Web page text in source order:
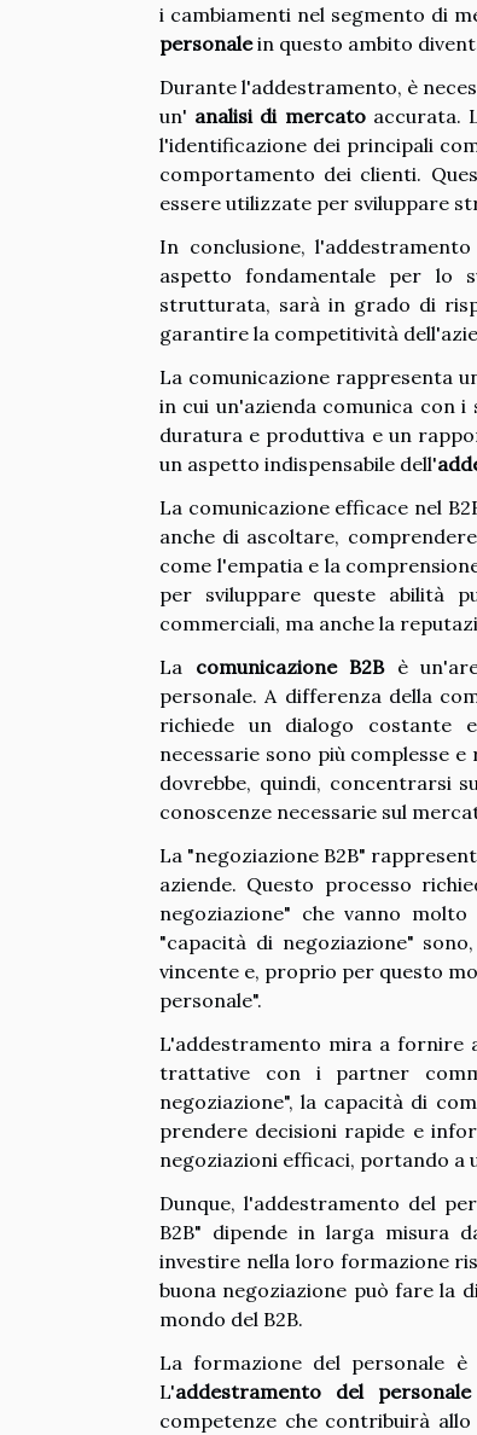
i cambiamenti nel segmento di
personalein questo ambito
Durante l'addestramento, è
un' analisi di mercatoaccurata.
l'identificazione dei principali
comportamento dei clienti.
essere utilizzate per sviluppare
In conclusione,
aspetto fondamentale per lo
strutturata, sarà in grado di
garantire la competitività
La comunicazione rappresenta
in cui un'azienda comunica con
duratura e produttiva e un
un aspetto indispensabile dell'
La comunicazione efficace nel
anche di ascoltare,
come l'empatia e la
per sviluppare queste abilità
commerciali, ma anche la
La comunicazione B2Bè
personale. A differenza della
richiede un dialogo costante
necessarie sono più complesse
dovrebbe, quindi, concentrarsi
conoscenze necessarie sul
La "negoziazione B2B"
aziende. Questo processo
negoziazione" che vanno
"capacità di negoziazione"
vincente e, proprio per questo
personale".
L'addestramento mira a fornire
trattative con i partner
negoziazione", la capacità di
prendere decisioni rapide e
negoziazioni efficaci, portando
Dunque, l'addestramento del
B2B" dipende in larga misura
investire nella loro formazione
buona negoziazione può fare la
mondo del B2B.
La formazione del personale
L'addestramento del personale
competenze che contribuirà